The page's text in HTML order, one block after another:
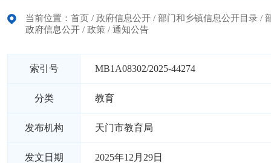
当前位置： 首页 / 政府信息公开 / 部门和乡镇信息公开目录 /
政府信息公开 / 政策 / 通知公告
索引号 MB1A08302/2025-44274
分类 教育
发布机构 天门市教育局
发文日期 2025年12月29日